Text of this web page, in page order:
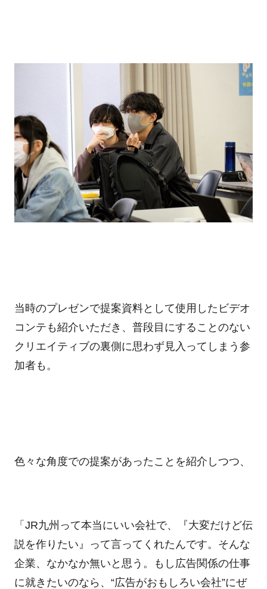
当時のプレゼンで提案資料として使用したビデオ
コンテも紹介いただき、普段目にすることのない
クリエイティブの裏側に思わず見入ってしまう参
加者も。
色々な角度での提案があったことを紹介しつつ、
「 JR九州って本当にいい会社で、『大変だけど伝
説を作りたい』って言ってくれたんです。そんな
企業、なかなか無いと思う。もし広告関係の仕事
に就きたいのなら、“広告がおもしろい会社”にぜ